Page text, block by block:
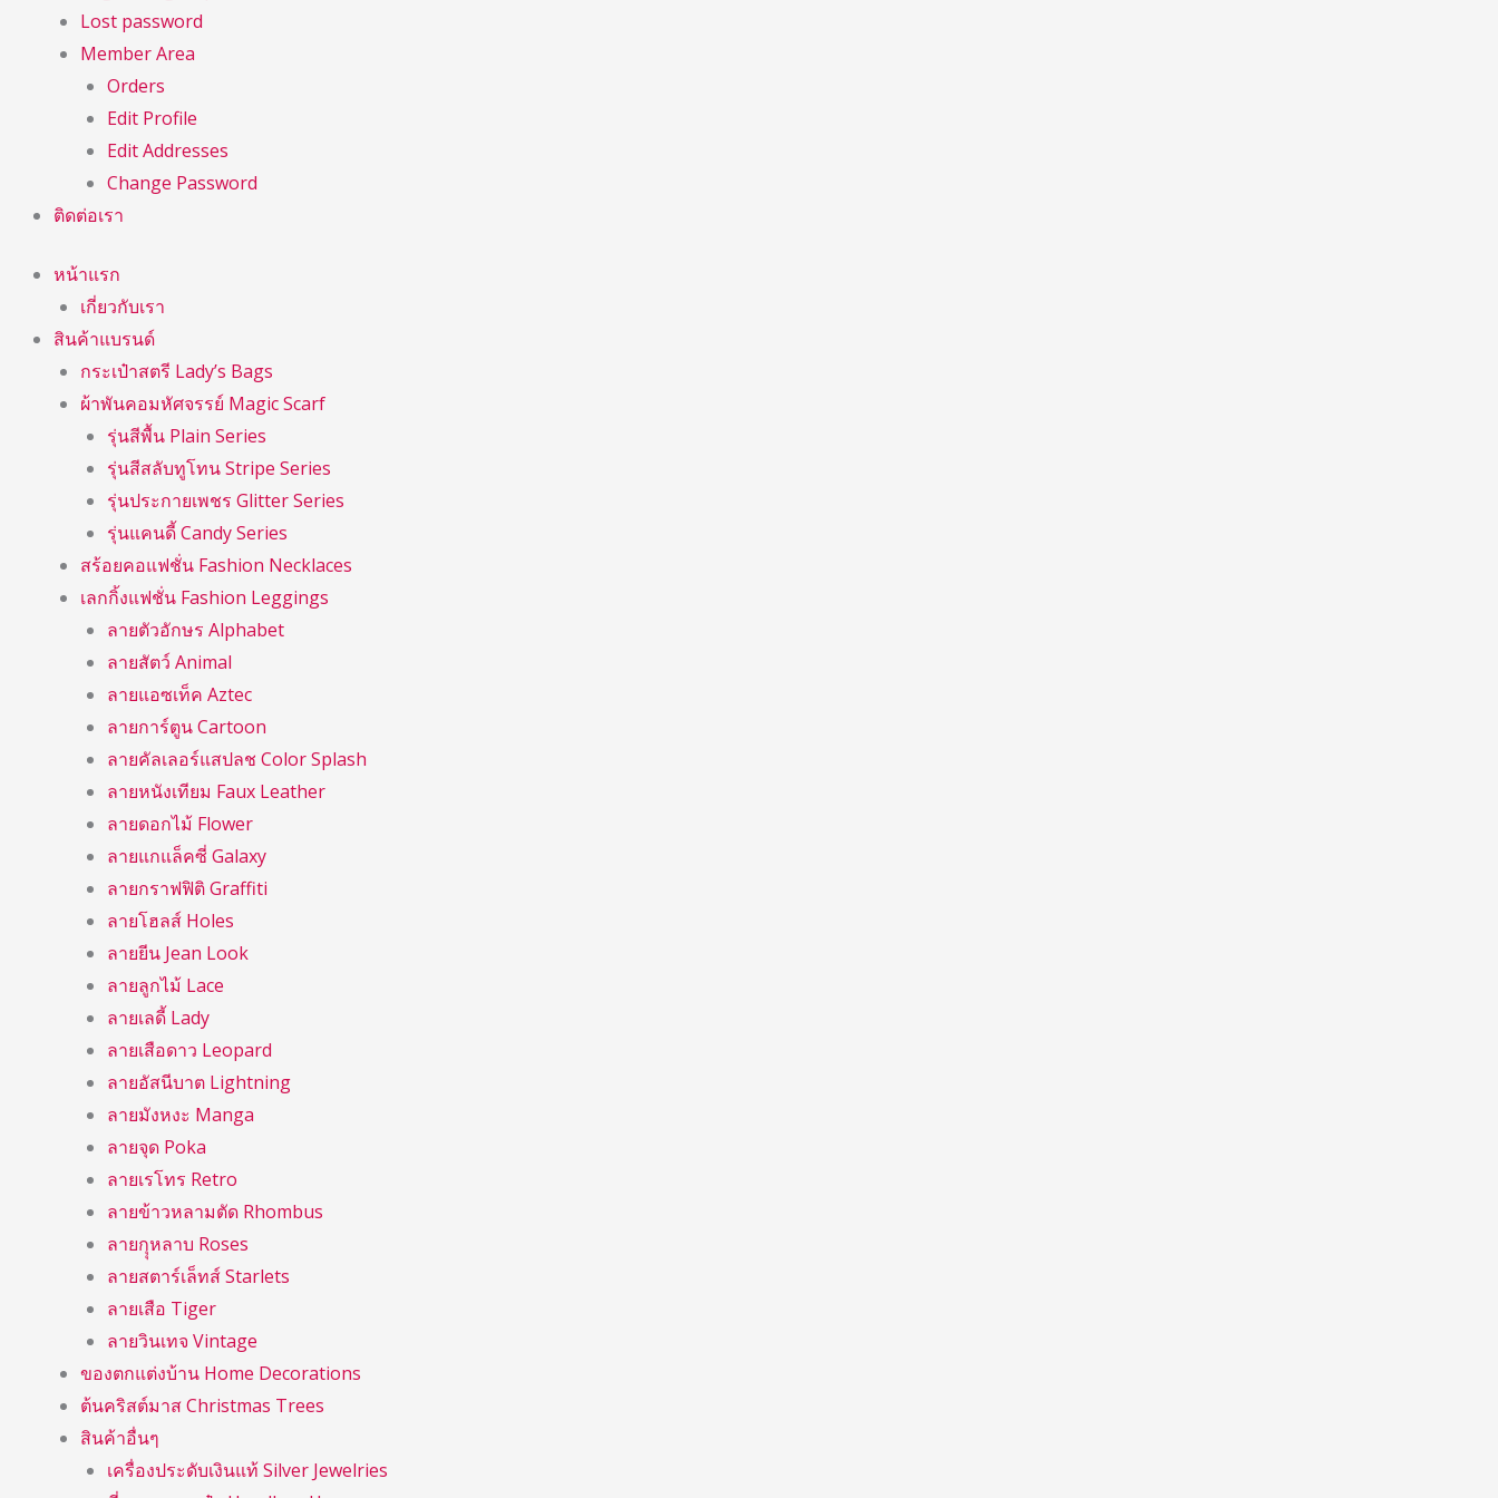
Lost password
Member Area
Orders
Edit Profile
Edit Addresses
Change Password
ติดต่อเรา
หน้าแรก
เกี่ยวกับเรา
สินค้าแบรนด์
กระเป๋าสตรี Lady’s Bags
ผ้าพันคอมหัศจรรย์ Magic Scarf
รุ่นสีพื้น Plain Series
รุ่นสีสลับทูโทน Stripe Series
รุ่นประกายเพชร Glitter Series
รุ่นแคนดี้ Candy Series
สร้อยคอแฟชั่น Fashion Necklaces
เลกกิ้งแฟชั่น Fashion Leggings
ลายตัวอักษร Alphabet
ลายสัตว์ Animal
ลายแอซเท็ค Aztec
ลายการ์ตูน Cartoon
ลายคัลเลอร์แสปลช Color Splash
ลายหนังเทียม Faux Leather
ลายดอกไม้ Flower
ลายแกแล็คซี่ Galaxy
ลายกราฟฟิติ Graffiti
ลายโฮลส์ Holes
ลายยีน Jean Look
ลายลูกไม้ Lace
ลายเลดี้ Lady
ลายเสือดาว Leopard
ลายอัสนีบาต Lightning
ลายมังหงะ Manga
ลายจุด Poka
ลายเรโทร Retro
ลายข้าวหลามตัด Rhombus
ลายกุุหลาบ Roses
ลายสตาร์เล็ทส์ Starlets
ลายเสือ Tiger
ลายวินเทจ Vintage
ของตกแต่งบ้าน Home Decorations
ต้นคริสต์มาส Christmas Trees
สินค้าอื่นๆ
เครื่องประดับเงินแท้ Silver Jewelries